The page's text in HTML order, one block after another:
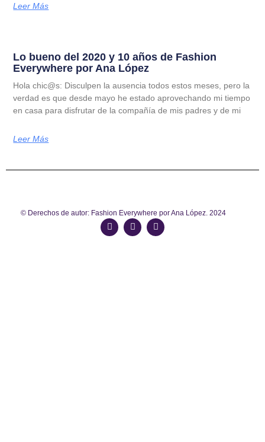
Leer Más
Lo bueno del 2020 y 10 años de Fashion
Everywhere por Ana López
Hola chic@s: Disculpen la ausencia todos estos meses, pero la
verdad es que desde mayo he estado aprovechando mi tiempo
en casa para disfrutar de la compañía de mis padres y de mi
Leer Más
© Derechos de autor: Fashion Everywhere por Ana López. 2024